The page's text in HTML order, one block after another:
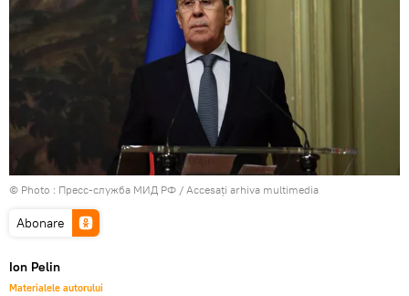
© Photo : Пресс-служба МИД РФ / Accesați arhiva multimedia
Abonare
Ion Pelin
Materialele autorului